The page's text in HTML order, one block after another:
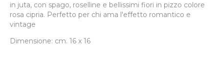
in juta, con spago, roselline e bellissimi fiori in pizzo colore
rosa cipria. Perfetto per chi ama l'effetto romantico e
vintage
Dimensione: cm. 16 x 16